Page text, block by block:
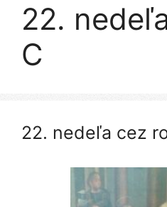
22.
C
22. nedeľa cez